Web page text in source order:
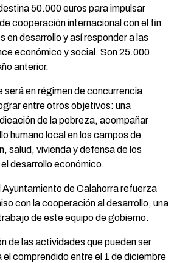
50.000 euros para impulsar
cooperación internacional con el fin
en desarrollo y así responder a las
económico y social. Son 25.000
anterior.
será en régimen de concurrencia
entre otros objetivos: una
de la pobreza, acompañar
humano local en los campos de
salud, vivienda y defensa de los
desarrollo económico.
de Calahorra refuerza
con la cooperación al desarrollo, una
de este equipo de gobierno.
de las actividades que pueden ser
comprendido entre el 1 de diciembre